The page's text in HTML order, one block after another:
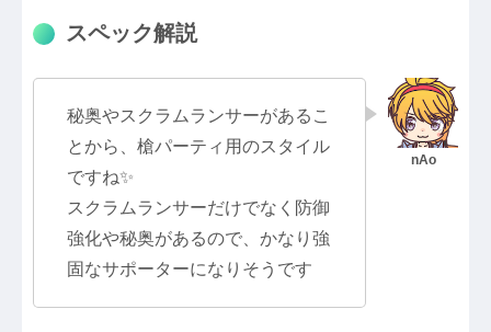
スペック解説
秘奥やスクラムランサーがあるこ
とから、槍パーティ用のスタイル
ですね✨
スクラムランサーだけでなく防御
強化や秘奥があるので、かなり強
固なサポーターになりそうです